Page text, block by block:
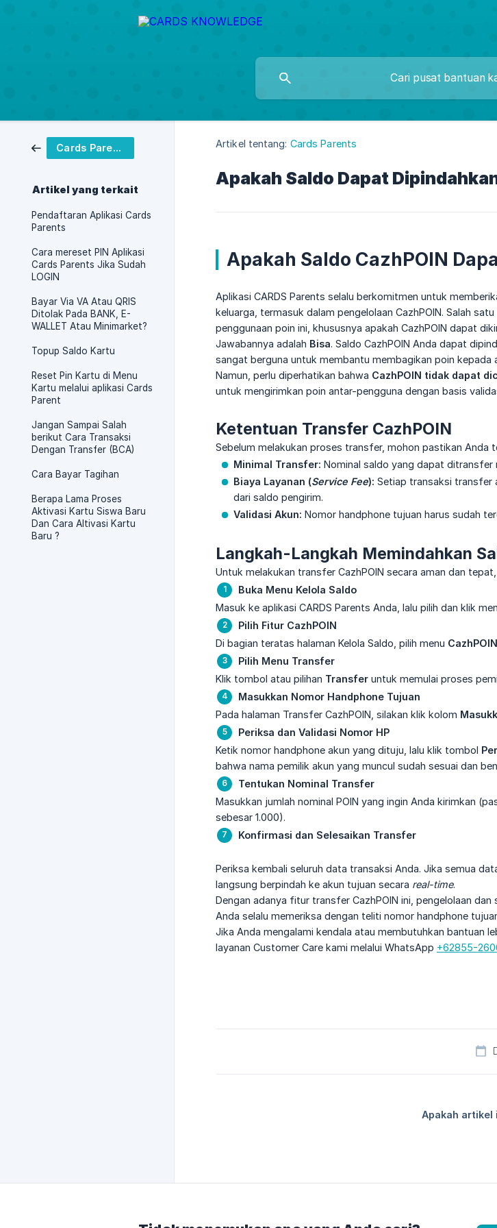
Cards Parents
Artikel yang terkait
Pendaftaran Aplikasi Cards
Parents
Cara mereset PIN Aplikasi
Cards Parents Jika Sudah
LOGIN
Bayar Via VA Atau QRIS
Ditolak Pada BANK, E-
WALLET Atau Minimarket?
Topup Saldo Kartu
Reset Pin Kartu di Menu
Kartu melalui aplikasi Cards
Parent
Jangan Sampai Salah
berikut Cara Transaksi
Dengan Transfer (BCA)
Cara Bayar Tagihan
Berapa Lama Proses
Aktivasi Kartu Siswa Baru
Dan Cara Altivasi Kartu
Baru ?
Artikel tentang: Cards Parents
Apakah Saldo Dapat
Apakah Saldo CazhPOIN
Aplikasi CARDS Parents selalu berkomitmen untuk
keluarga, termasuk dalam pengelolaan CazhPOIN. Salah
penggunaan poin ini, khususnya apakah CazhPOIN dapat
Jawabannya adalah Bisa. Saldo CazhPOIN Anda dapat
sangat berguna untuk membantu membagikan poin
Namun, perlu diperhatikan bahwa CazhPOIN tidak dapat
untuk mengirimkan poin antar-pengguna dengan basis
Ketentuan Transfer CazhPOIN
Sebelum melakukan proses transfer, mohon pastikan Anda
Minimal Transfer: Nominal saldo yang dapat ditransfer
Biaya Layanan (Service Fee): Setiap transaksi transfer
dari saldo pengirim.
Validasi Akun: Nomor handphone tujuan harus sudah
Langkah-Langkah Memindahkan
Untuk melakukan transfer CazhPOIN secara aman dan
Buka Menu Kelola Saldo
Masuk ke aplikasi CARDS Parents Anda, lalu pilih dan klik
Pilih Fitur CazhPOIN
Di bagian teratas halaman Kelola Saldo, pilih menu CazhPOIN
Pilih Menu Transfer
Klik tombol atau pilihan Transfer untuk memulai proses
Masukkan Nomor Handphone Tujuan
Pada halaman Transfer CazhPOIN, silakan klik kolom
Periksa dan Validasi Nomor HP
Ketik nomor handphone akun yang dituju, lalu klik tombol
bahwa nama pemilik akun yang muncul sudah sesuai dan
Tentukan Nominal Transfer
Masukkan jumlah nominal POIN yang ingin Anda kirimkan
sebesar 1.000).
Konfirmasi dan Selesaikan Transfer
Periksa kembali seluruh data transaksi Anda. Jika semua
langsung berpindah ke akun tujuan secara real-time.
Dengan adanya fitur transfer CazhPOIN ini, pengelolaan
Anda selalu memeriksa dengan teliti nomor handphone
Jika Anda mengalami kendala atau membutuhkan bantuan
layanan Customer Care kami melalui WhatsApp +62855-
Apakah artikel